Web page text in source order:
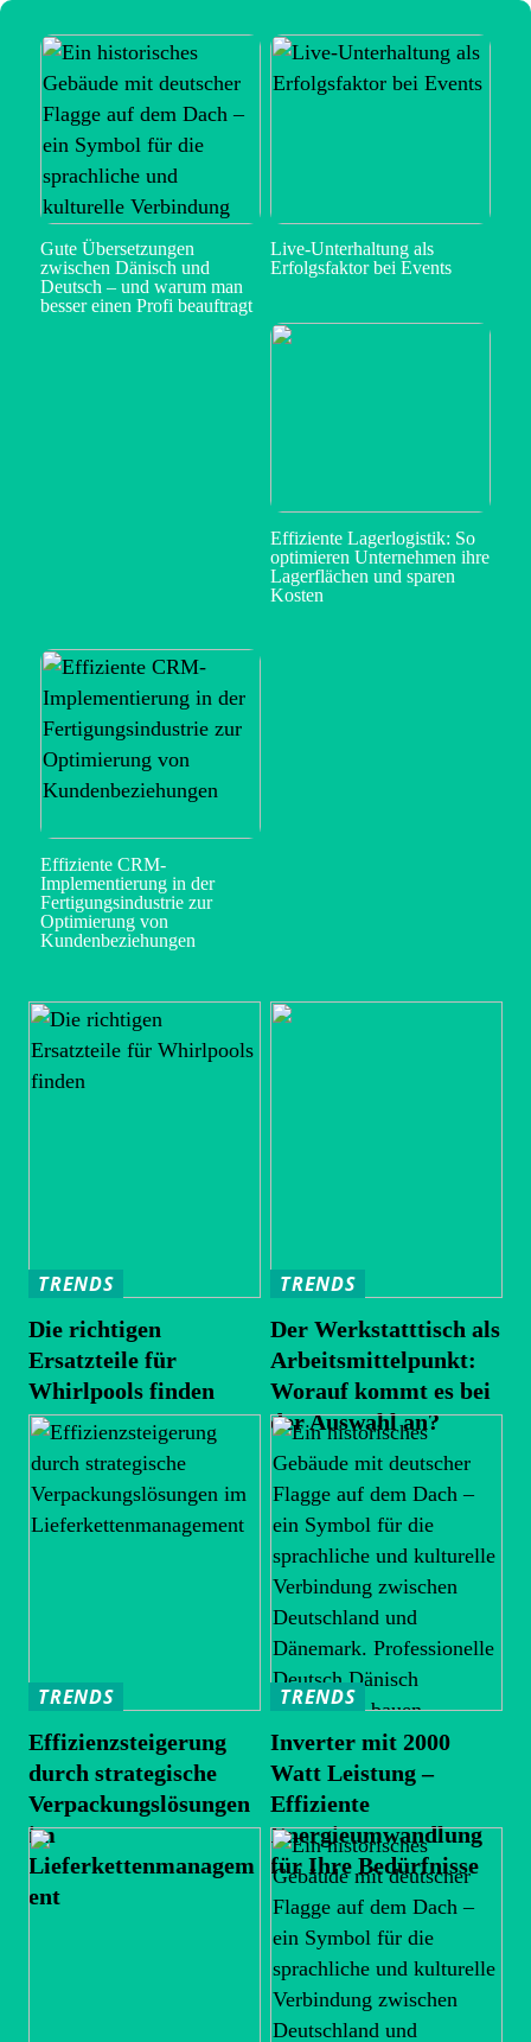
Gute Übersetzungen
zwischen Dänisch und
Deutsch – und warum man
besser einen Profi beauftragt
Live-Unterhaltung als
Erfolgsfaktor bei Events
Effiziente Lagerlogistik: So
optimieren Unternehmen ihre
Lagerflächen und sparen
Kosten
Effiziente CRM-
Implementierung in der
Fertigungsindustrie zur
Optimierung von
Kundenbeziehungen
TRENDS
Die richtigen
Ersatzteile für
Whirlpools finden
TRENDS
Der Werkstatttisch als
Arbeitsmittelpunkt:
Worauf kommt es bei
der Auswahl an?
TRENDS
Effizienzsteigerung
durch strategische
Verpackungslösungen
im
Lieferkettenmanagem
ent
TRENDS
Inverter mit 2000
Watt Leistung –
Effiziente
Energieumwandlung
für Ihre Bedürfnisse